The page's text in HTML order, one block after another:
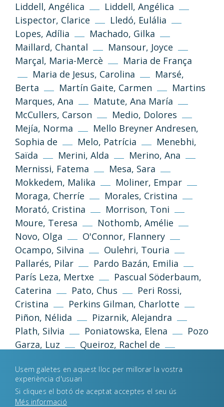
Liddell, Angélica
Liddell, Angélica
Lispector, Clarice
Lledó, Eulália
Lopes, Adília
Machado, Gilka
Maillard, Chantal
Mansour, Joyce
Marçal, Maria-Mercè
Maria de França
Maria de Jesus, Carolina
Marsé,
Berta
Martín Gaite, Carmen
Martins
Marques, Ana
Matute, Ana María
McCullers, Carson
Medio, Dolores
Mejía, Norma
Mello Breyner Andresen,
Sophia de
Melo, Patrícia
Menebhi,
Saïda
Merini, Alda
Merino, Ana
Mernissi, Fatema
Mesa, Sara
Mokkedem, Malika
Moliner, Empar
Moraga, Cherríe
Morales, Cristina
Morató, Cristina
Morrison, Toni
Moure, Teresa
Nothomb, Amélie
Novo, Olga
O'Connor, Flannery
Ocampo, Silvina
Oulehri, Touria
Pallarés, Pilar
Pardo Bazán, Emilia
París Leza, Mertxe
Pascual Söderbaum,
Caterina
Pato, Chus
Peri Rossi,
Cristina
Perkins Gilman, Charlotte
Piñon, Nélida
Pizarnik, Alejandra
Plath, Silvia
Poniatowska, Elena
Pozo
Garza, Luz
Queiroz, Rachel de
Rhys, Jean
Riera, Carme
Rodoreda, Mercè
Rodríguez, Eider
Roig, Montserrat
(CC-BY-NC-SA 3.0)
Tornar a dalt
Si no s’indica altra cosa, els textos i imatges
d’aquest web es publiquen sota llicència
Creative Commons 3.0 de Reconeixement-
NoComercial-CompartirIgual (cc-by-nc-sa
3.0)
Informació i normes
Política de privacitat Avís legal
Política de galetes
Desenvolupament webEstudi Llimona
Usem galetes en aquest lloc per millorar la vostra
experiència d'usuari
Si cliques el botó de aceptat acceptes el seu ús
Més informació